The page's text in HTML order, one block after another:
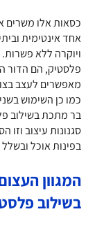
כסאות אלו משרים
אחד אינטימית
ויוקרה ללא
פלסטיק, הם הדור
מאפשרים לעצב
כמו כן השימוש
בר מתכת בשילוב
סגנונות עיצוב
בפינות אוכל
המגוון
בשילוב